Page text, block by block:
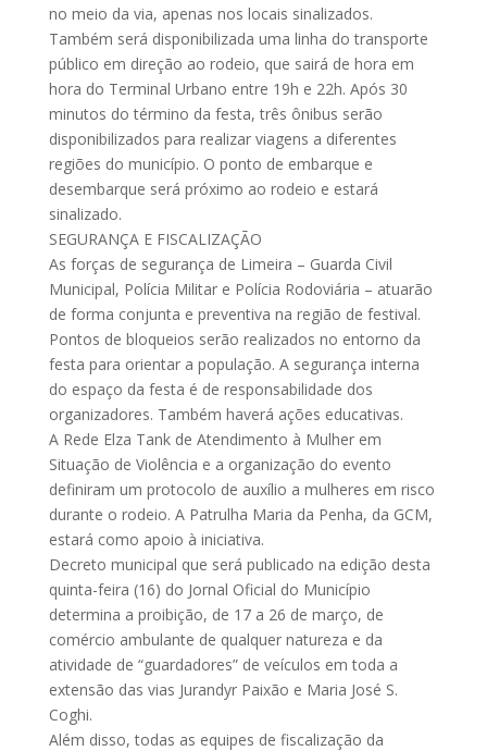
no meio da via, apenas nos locais sinalizados.
Também será disponibilizada uma linha do transporte
público em direção ao rodeio, que sairá de hora em
hora do Terminal Urbano entre 19h e 22h. Após 30
minutos do término da festa, três ônibus serão
disponibilizados para realizar viagens a diferentes
regiões do município. O ponto de embarque e
desembarque será próximo ao rodeio e estará
sinalizado.
SEGURANÇA E FISCALIZAÇÃO
As forças de segurança de Limeira – Guarda Civil
Municipal, Polícia Militar e Polícia Rodoviária – atuarão
de forma conjunta e preventiva na região de festival.
Pontos de bloqueios serão realizados no entorno da
festa para orientar a população. A segurança interna
do espaço da festa é de responsabilidade dos
organizadores. Também haverá ações educativas.
A Rede Elza Tank de Atendimento à Mulher em
Situação de Violência e a organização do evento
definiram um protocolo de auxílio a mulheres em risco
durante o rodeio. A Patrulha Maria da Penha, da GCM,
estará como apoio à iniciativa.
Decreto municipal que será publicado na edição desta
quinta-feira (16) do Jornal Oficial do Município
determina a proibição, de 17 a 26 de março, de
comércio ambulante de qualquer natureza e da
atividade de “guardadores” de veículos em toda a
extensão das vias Jurandyr Paixão e Maria José S.
Coghi.
Além disso, todas as equipes de fiscalização da